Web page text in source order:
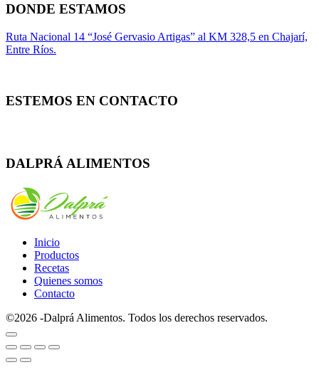
DONDE ESTAMOS
Ruta Nacional 14 “José Gervasio Artigas” al KM 328,5 en Chajarí,
Entre Ríos.
ESTEMOS EN CONTACTO
DALPRÁ ALIMENTOS
Inicio
Productos
Recetas
Quienes somos
Contacto
©2026 -Dalprá Alimentos. Todos los derechos reservados.